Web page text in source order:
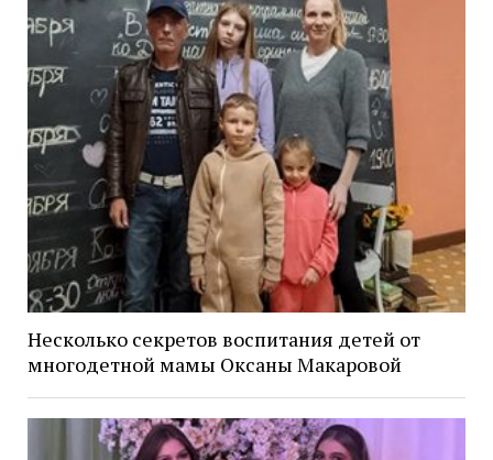
Несколько секретов воспитания детей от
многодетной мамы Оксаны Макаровой